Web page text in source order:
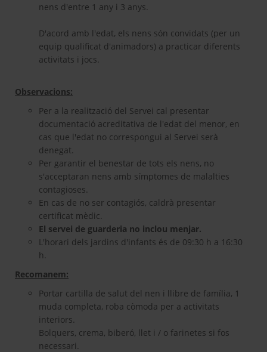
nens d'entre 1 any i 3 anys.
D'acord amb l'edat, els nens són convidats (per un
equip qualificat d'animadors) a practicar diferents
activitats i jocs.
Observacions:
Per a la realització del Servei cal presentar
documentació acreditativa de l'edat del menor, en
cas que l'edat no correspongui al Servei serà
denegat.
Per garantir el benestar de tots els nens, no
s'acceptaran nens amb símptomes de malalties
contagioses.
En cas de no ser contagiós, caldrà presentar
certificat mèdic.
El servei de guarderia no inclou menjar.
L'horari dels jardins d'infants és de 09:30 h a 16:30
h.
Recomanem:
Portar cartilla de salut del nen i llibre de família, 1
muda completa, roba còmoda per a activitats
interiors.
Bolquers, crema, biberó, llet i / o farinetes si fos
necessari.